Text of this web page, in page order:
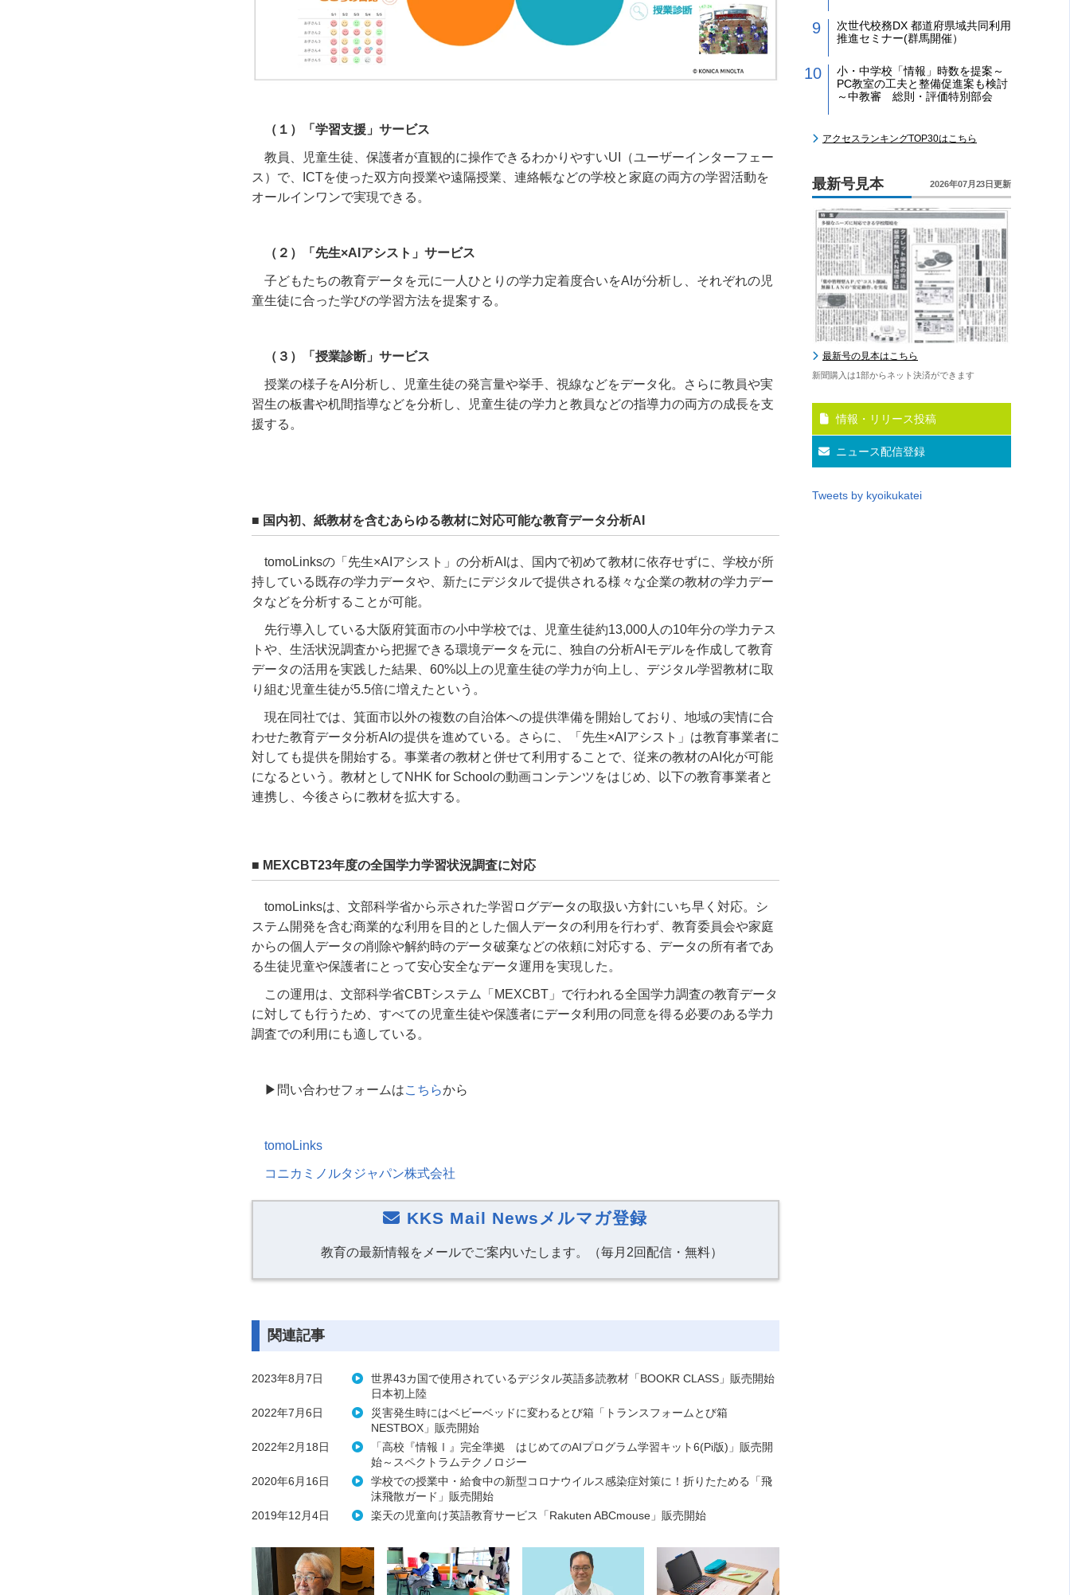
（１）「学習支援」サービス
教員、児童生徒、保護者が直観的に操作できるわかりやすいUI（ユーザーインターフェー
ス）で、ICTを使った双方向授業や遠隔授業、連絡帳などの学校と家庭の両方の学習活動を
オールインワンで実現できる。
（２）「先生×AIアシスト」サービス
子どもたちの教育データを元に一人ひとりの学力定着度合いをAIが分析し、それぞれの児
童生徒に合った学びの学習方法を提案する。
（３）「授業診断」サービス
授業の様子をAI分析し、児童生徒の発言量や挙手、視線などをデータ化。さらに教員や実
習生の板書や机間指導などを分析し、児童生徒の学力と教員などの指導力の両方の成長を支
援する。
■ 国内初、紙教材を含むあらゆる教材に対応可能な教育データ分析AI
tomoLinksの「先生×AIアシスト」の分析AIは、国内で初めて教材に依存せずに、学校が所
持している既存の学力データや、新たにデジタルで提供される様々な企業の教材の学力デー
タなどを分析することが可能。
先行導入している大阪府箕面市の小中学校では、児童生徒約13,000人の10年分の学力テス
トや、生活状況調査から把握できる環境データを元に、独自の分析AIモデルを作成して教育
データの活用を実践した結果、60%以上の児童生徒の学力が向上し、デジタル学習教材に取
り組む児童生徒が5.5倍に増えたという。
現在同社では、箕面市以外の複数の自治体への提供準備を開始しており、地域の実情に合
わせた教育データ分析AIの提供を進めている。さらに、「先生×AIアシスト」は教育事業者に
対しても提供を開始する。事業者の教材と併せて利用することで、従来の教材のAI化が可能
になるという。教材としてNHK for Schoolの動画コンテンツをはじめ、以下の教育事業者と
連携し、今後さらに教材を拡大する。
■ MEXCBT23年度の全国学力学習状況調査に対応
tomoLinksは、文部科学省から示された学習ログデータの取扱い方針にいち早く対応。シ
ステム開発を含む商業的な利用を目的とした個人データの利用を行わず、教育委員会や家庭
からの個人データの削除や解約時のデータ破棄などの依頼に対応する、データの所有者であ
る生徒児童や保護者にとって安心安全なデータ運用を実現した。
この運用は、文部科学省CBTシステム「MEXCBT」で行われる全国学力調査の教育データ
に対しても行うため、すべての児童生徒や保護者にデータ利用の同意を得る必要のある学力
調査での利用にも適している。
▶︎問い合わせフォームはこちらから
tomoLinks
コニカミノルタジャパン株式会社
KKS Mail Newsメルマガ登録
教育の最新情報をメールでご案内いたします。（毎月2回配信・無料）
関連記事
2023年8月7日
世界43カ国で使用されているデジタル英語多読教材「BOOKR CLASS」販売開始
日本初上陸
2022年7月6日
災害発生時にはベビーベッドに変わるとび箱「トランスフォームとび箱
NESTBOX」販売開始
2022年2月18日
「高校『情報Ⅰ』完全準拠 はじめてのAIプログラム学習キット6(Pi版)」販売開
始～スペクトラムテクノロジー
2020年6月16日
学校での授業中・給食中の新型コロナウイルス感染症対策に！折りたためる「飛
沫飛散ガード」販売開始
2019年12月4日
楽天の児童向け英語教育サービス「Rakuten ABCmouse」販売開始
次世代校務DX 都道府県域共同利用
推進セミナー(群馬開催）
小・中学校「情報」時数を提案～
PC教室の工夫と整備促進案も検討
～中教審 総則・評価特別部会
アクセスランキングTOP30はこちら
最新号見本 2026年07月23日更新
最新号の見本はこちら
新聞購入は1部からネット決済ができます
情報・リリース投稿
ニュース配信登録
Tweets by kyoikukatei